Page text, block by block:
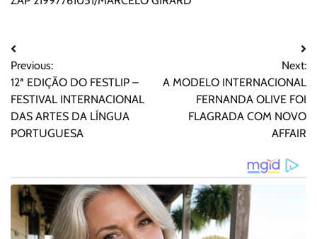
Navegação
de
Post
Previous:
12ª EDIÇÃO DO FESTLIP –
FESTIVAL INTERNACIONAL
DAS ARTES DA LÍNGUA
PORTUGUESA
Next:
A MODELO INTERNACIONAL
FERNANDA OLIVE FOI
FLAGRADA COM NOVO
AFFAIR